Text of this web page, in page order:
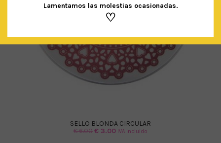
SELLO BLONDA CIRCULAR
€6.00El
€ 3.00ElIVA Incluido
Lamentamos las molestias ocasionadas.
♡